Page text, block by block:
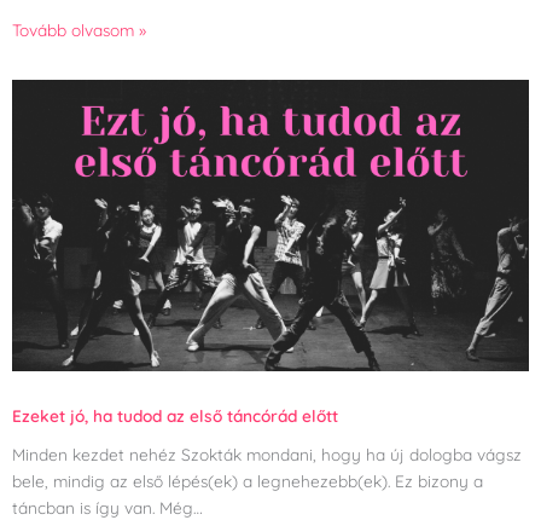
Tovább olvasom »
Ezeket jó, ha tudod az első táncórád előtt
Minden kezdet nehéz Szokták mondani, hogy ha új dologba vágsz
bele, mindig az első lépés(ek) a legnehezebb(ek). Ez bizony a
táncban is így van. Még…